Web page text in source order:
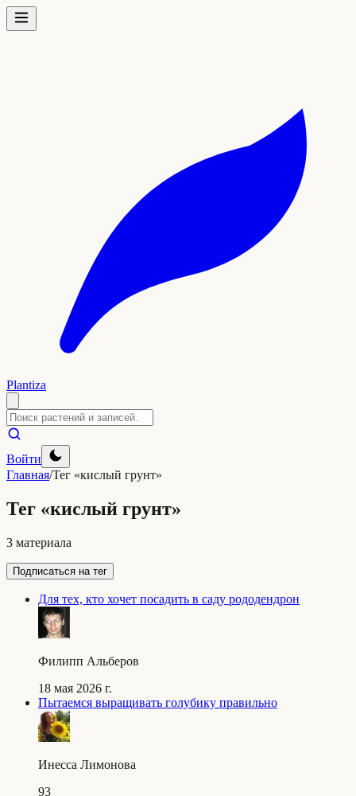
Plantiza
Войти
Главная/Тег «кислый грунт»
Тег «кислый грунт»
3 материала
Подписаться на тег
Для тех, кто хочет посадить в саду рододендрон
Филипп Альберов
18 мая 2026 г.
Пытаемся выращивать голубику правильно
Инесса Лимонова
93